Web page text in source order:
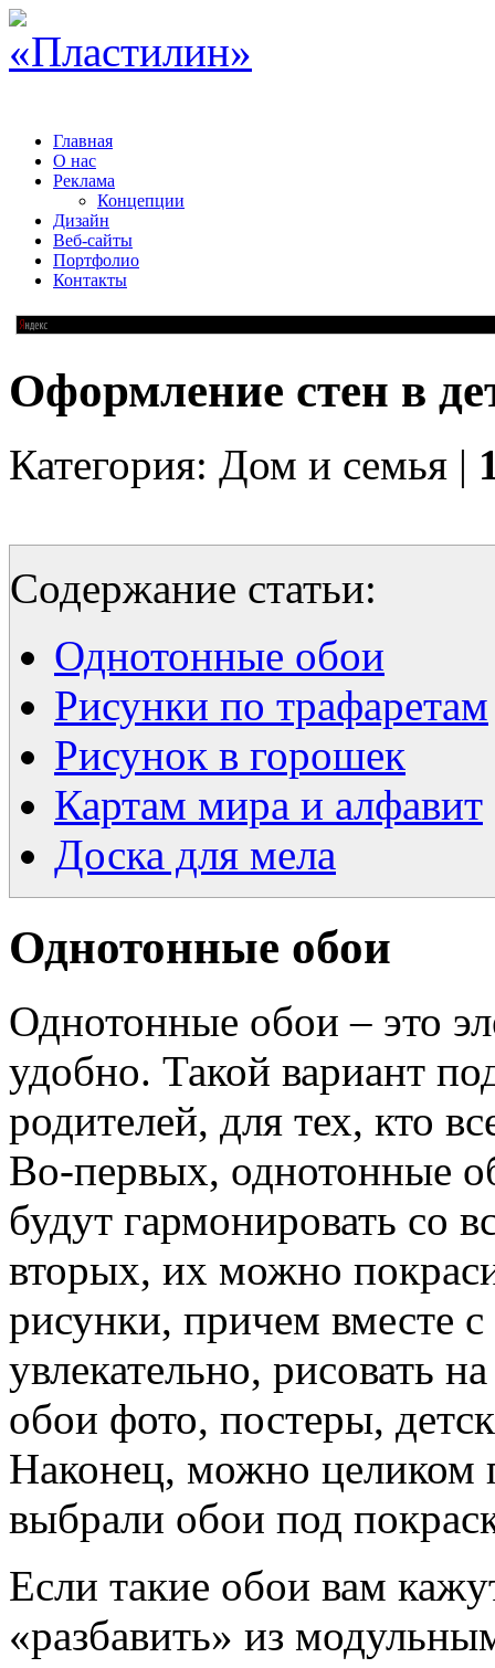
Главная
О нас
Реклама
Концепции
Дизайн
Веб-сайты
Портфолио
Контакты
Оформление стен в
Категория: Дом и семья |
Содержание статьи:
Однотонные обои
Рисунки по трафаретам
Рисунок в горошек
Картам мира и алфавит
Доска для мела
Однотонные обои
Однотонные обои – это
удобно. Такой вариант
родителей, для тех, кто
Во-первых, однотонные
будут гармонировать со
вторых, их можно
рисунки, причем вместе
увлекательно, рисовать
обои фото, постеры,
Наконец, можно целиком
выбрали обои под
Если такие обои вам
«разбавить» из